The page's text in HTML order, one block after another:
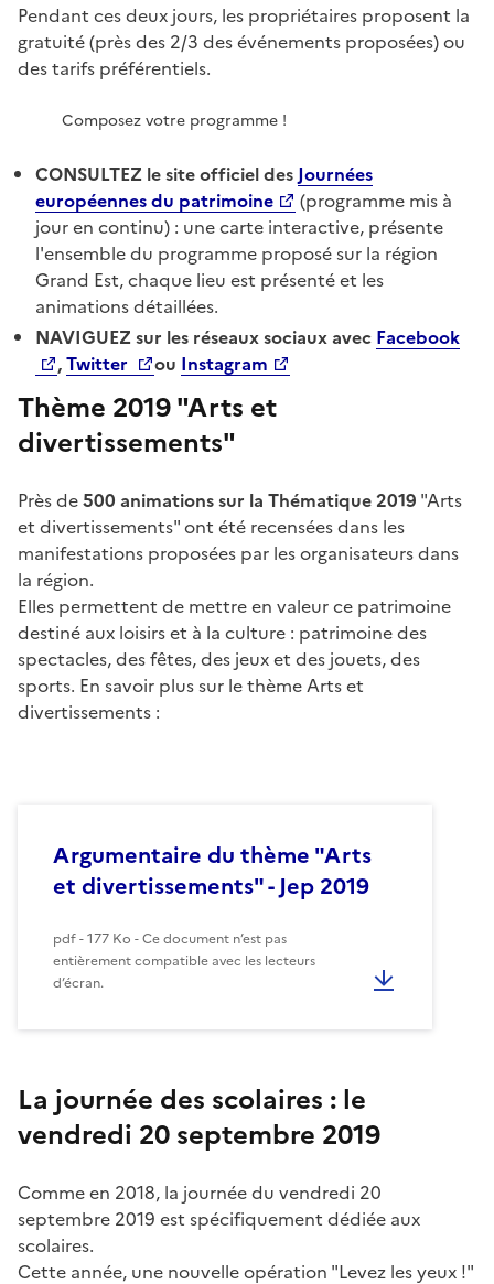
Pendant ces deux jours, les propriétaires proposent la
gratuité (près des 2/3 des événements proposées) ou
des tarifs préférentiels.
Composez votre programme !
CONSULTEZ le site officiel des Journées
européennes du patrimoine
(programme mis à
jour en continu) : une carte interactive, présente
l'ensemble du programme proposé sur la région
Grand Est, chaque lieu est présenté et les
animations détaillées.
NAVIGUEZ sur les réseaux sociaux avec Facebook
,Twitter ou Instagram
Thème 2019 "Arts et
divertissements"
Près de500 animations sur la Thématique 2019 "Arts
et divertissements" ont été recensées dans les
manifestations proposées par les organisateurs dans
la région.
Elles permettent de mettre en valeur ce patrimoine
destiné aux loisirs et à la culture : patrimoine des
spectacles, des fêtes, des jeux et des jouets, des
sports. En savoir plus sur le thème Arts et
divertissements :
Argumentaire du thème "Arts
et divertissements" - Jep 2019
pdf - 177 Ko - Ce document n’est pas
entièrement compatible avec les lecteurs
d’écran.
La journée des scolaires : le
vendredi 20 septembre 2019
Comme en 2018, la journée du vendredi 20
septembre 2019 est spécifiquement dédiée aux
scolaires.
Cette année, une nouvelle opération "Levez les yeux !"